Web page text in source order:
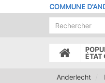
au
COMMUNE
ACCUEILÉTAT
Anderlecht